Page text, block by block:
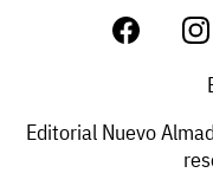
Editorial Nuevo